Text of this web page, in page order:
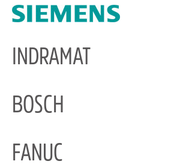
INDRAMAT
BOSCH
FANUC